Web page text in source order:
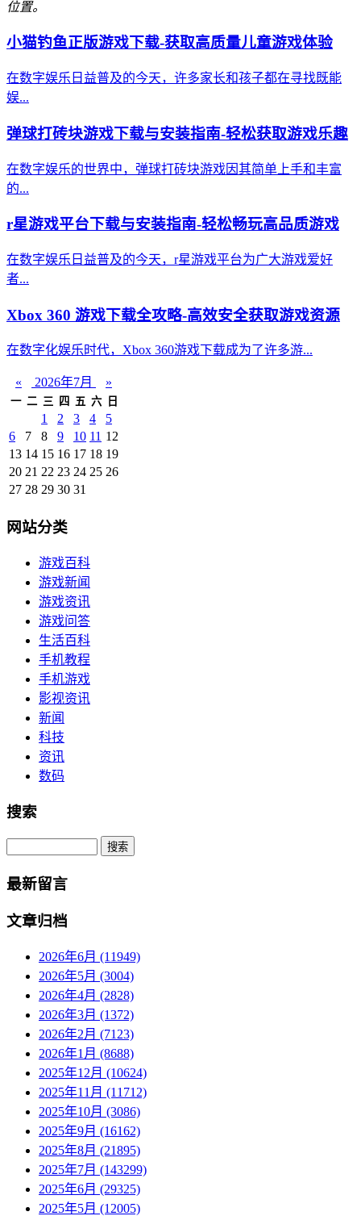
位置。
小猫钓鱼正版游戏下载-获取高质量儿童游戏体验
在数字娱乐日益普及的今天，许多家长和孩子都在寻找既能
娱...
弹球打砖块游戏下载与安装指南-轻松获取游戏乐趣
在数字娱乐的世界中，弹球打砖块游戏因其简单上手和丰富
的...
r星游戏平台下载与安装指南-轻松畅玩高品质游戏
在数字娱乐日益普及的今天，r星游戏平台为广大游戏爱好
者...
Xbox 360 游戏下载全攻略-高效安全获取游戏资源
在数字化娱乐时代，Xbox 360游戏下载成为了许多游...
« 2026年7月 »
一 二 三 四 五 六 日
1 2 3 4
5
6
7 8 9 10 11 12
13 14 15 16 17 18 19
20 21 22 23 24 25 26
27 28 29 30 31
网站分类
游戏百科
游戏新闻
游戏资讯
游戏问答
生活百科
手机教程
手机游戏
影视资讯
新闻
科技
资讯
数码
搜索
Search
最新留言
文章归档
2026年6月 (11949)
2026年5月 (3004)
2026年4月 (2828)
2026年3月 (1372)
2026年2月 (7123)
2026年1月 (8688)
2025年12月 (10624)
2025年11月 (11712)
2025年10月 (3086)
2025年9月 (16162)
2025年8月 (21895)
2025年7月 (143299)
2025年6月 (29325)
2025年5月 (12005)